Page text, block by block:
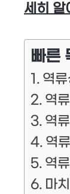
세히 알
빠른
역
역
역
역
역
마